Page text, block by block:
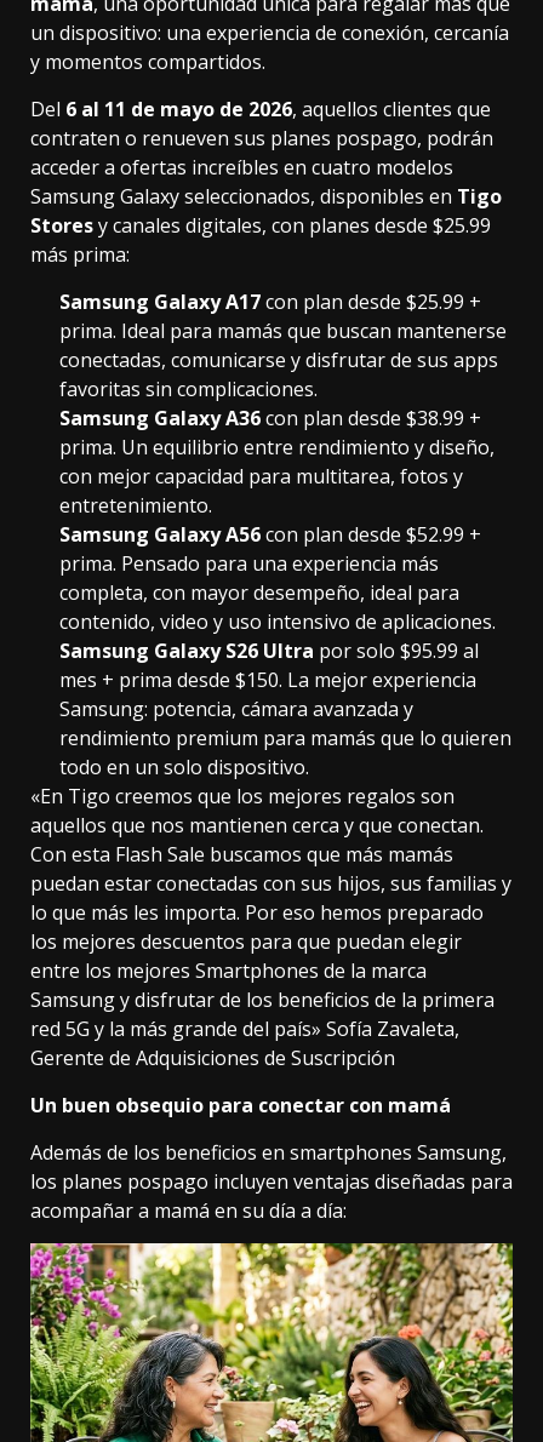
un dispositivo: una experiencia de conexión, cercanía
y momentos compartidos.
Del 6 al 11 de mayo de 2026, aquellos clientes que
contraten o renueven sus planes pospago, podrán
acceder a ofertas increíbles en cuatro modelos
Samsung Galaxy seleccionados, disponibles en Tigo
Storesy canales digitales, con planes desde $25.99
más prima:
Samsung Galaxy A17con plan desde $25.99 +
prima. Ideal para mamás que buscan mantenerse
conectadas, comunicarse y disfrutar de sus apps
favoritas sin complicaciones.
Samsung Galaxy A36con plan desde $38.99 +
prima. Un equilibrio entre rendimiento y diseño,
con mejor capacidad para multitarea, fotos y
entretenimiento.
Samsung Galaxy A56con plan desde $52.99 +
prima. Pensado para una experiencia más
completa, con mayor desempeño, ideal para
contenido, video y uso intensivo de aplicaciones.
Samsung Galaxy S26 Ultra por solo $95.99 al
mes + prima desde $150. La mejor experiencia
Samsung: potencia, cámara avanzada y
rendimiento premium para mamás que lo quieren
todo en un solo dispositivo.
«En Tigo creemos que los mejores regalos son
aquellos que nos mantienen cerca y que conectan.
Con esta Flash Sale buscamos que más mamás
puedan estar conectadas con sus hijos, sus familias y
lo que más les importa. Por eso hemos preparado
los mejores descuentos para que puedan elegir
entre los mejores Smartphones de la marca
Samsung y disfrutar de los beneficios de la primera
red 5G y la más grande del país» Sofía Zavaleta,
Gerente de Adquisiciones de Suscripción
Un buen obsequio para conectar con mamá
Además de los beneficios en smartphones Samsung,
los planes pospago incluyen ventajas diseñadas para
acompañar a mamá en su día a día: